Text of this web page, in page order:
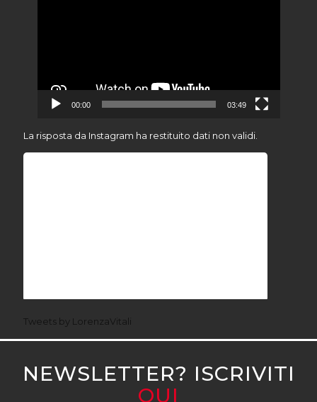
00:00 03:49
La risposta da Instagram ha restituito dati non validi.
Tweets by LorenzaVitali
NEWSLETTER? ISCRIVITI
QUI